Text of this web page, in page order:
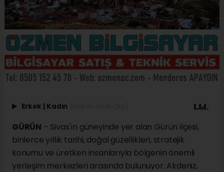
Erkek | Kadın
GÜRÜN – Sivas'ın güneyinde yer alan Gürün ilçesi,
binlerce yıllık tarihi, doğal güzellikleri, stratejik
konumu ve üretken insanlarıyla bölgenin önemli
yerleşim merkezleri arasında bulunuyor. Akdeniz,